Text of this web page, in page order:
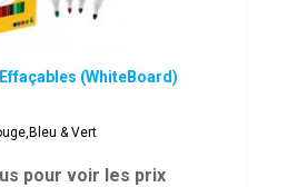
(WhiteBoard)
& Vert
pour voir les prix